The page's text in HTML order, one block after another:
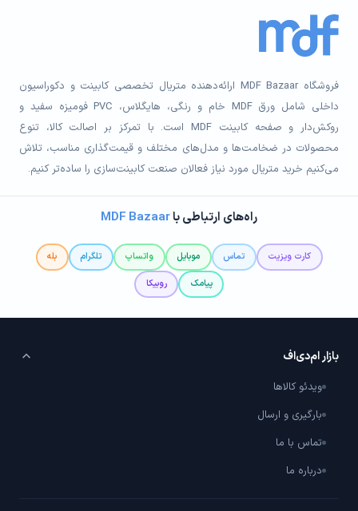
فروشگاه MDF Bazaar ارائه‌دهنده متریال تخصصی کابینت و دکوراسیون
داخلی شامل ورق MDF خام و رنگی، هایگلاس، PVC فومیزه سفید و
روکش‌دار و صفحه کابینت MDF است. با تمرکز بر اصالت کالا، تنوع
محصولات در ضخامت‌ها و مدل‌های مختلف و قیمت‌گذاری مناسب، تلاش
می‌کنیم خرید متریال مورد نیاز فعالان صنعت کابینت‌سازی را ساده‌تر کنیم.
راه‌های ارتباطی باMDF Bazaar
کارت ویزیت تماس موبایل واتساپ تلگرام
بله
پیامک
روبیکا
بازار ام‌دی‌اف
ویدئو کالاها
بارگیری و ارسال
تماس با ما
درباره ما